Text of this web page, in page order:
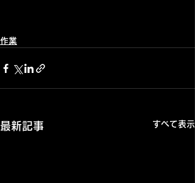
作業
最新記事 すべて表示